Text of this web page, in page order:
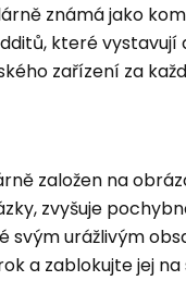
známá jako
které
zařízení za
založen na
zvyšuje
svým urážlivým
a zablokujte jej